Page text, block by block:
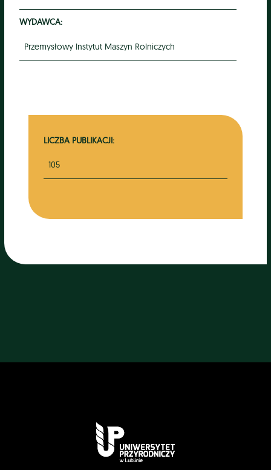
WYDAWCA:
Przemysłowy Instytut Maszyn Rolniczych
LICZBA PUBLIKACJI:
105